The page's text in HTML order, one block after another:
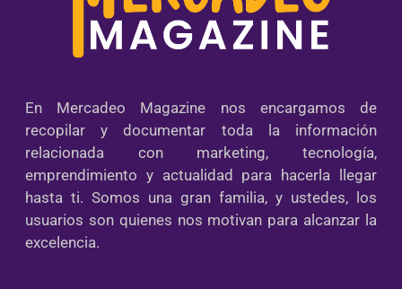
En Mercadeo Magazine nos encargamos de
recopilar y documentar toda la información
relacionada con marketing, tecnología,
emprendimiento y actualidad para hacerla llegar
hasta ti. Somos una gran familia, y ustedes, los
usuarios son quienes nos motivan para alcanzar la
excelencia.